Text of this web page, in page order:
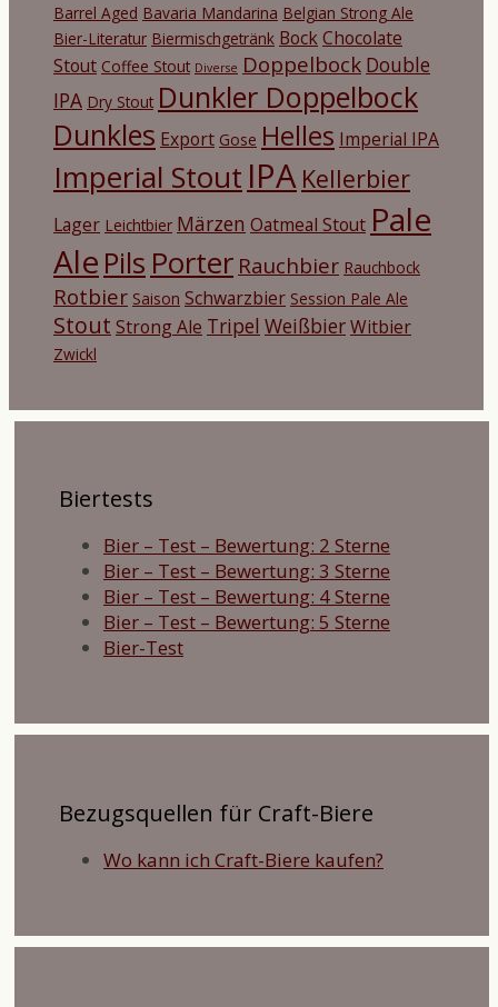
Barrel Aged Bavaria Mandarina Belgian Strong Ale
Bier-Literatur Biermischgetränk BockChocolate
Stout Coffee Stout Diverse Doppelbock Double
IPA Dry Stout Dunkler Doppelbock
Dunkles Export Gose Helles Imperial IPA
Imperial Stout IPA Kellerbier
Lager Leichtbier Märzen Oatmeal Stout Pale
Ale Pils Porter Rauchbier Rauchbock
Rotbier Saison Schwarzbier Session Pale Ale
Stout Strong Ale Tripel WeißbierWitbier
Zwickl
Biertests
Bier – Test – Bewertung: 2 Sterne
Bier – Test – Bewertung: 3 Sterne
Bier – Test – Bewertung: 4 Sterne
Bier – Test – Bewertung: 5 Sterne
Bier-Test
Bezugsquellen für Craft-Biere
Wo kann ich Craft-Biere kaufen?